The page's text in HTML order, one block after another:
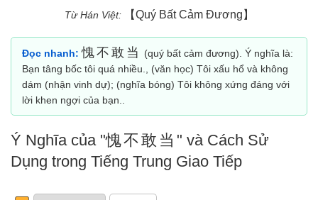
Từ Hán Việt:【quý Bất Cảm Đương】
Đọc nhanh: 愧不敢当
(quý bất cảm đương). Ý nghĩa là:
Bạn tâng bốc tôi quá nhiều., (văn học) Tôi xấu hổ và không
dám (nhận vinh dự); (nghĩa bóng) Tôi không xứng đáng với
lời khen ngợi của bạn..
Ý Nghĩa của "愧不敢当 " và Cách Sử
Dụng trong Tiếng Trung Giao Tiếp